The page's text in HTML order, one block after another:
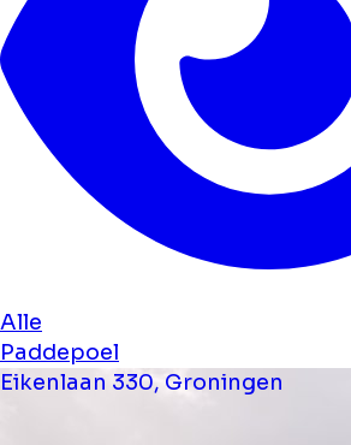
Alle
Paddepoel
Eikenlaan 330, Groningen